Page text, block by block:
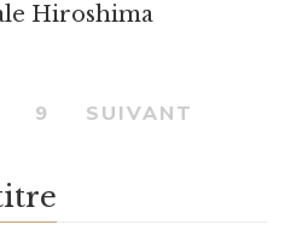
Hiroshima
9 SUIVANT